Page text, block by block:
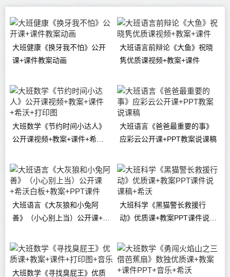
大班健康《换牙我不怕》公开
课+课件教案动画
大班语言前辩论《大鱼》祝晓
隽优质课视频+教案+课件
大班数学《节约时间小达人》
公开课视频+教案+课件+希沃
大班语言《爸爸最重要的事》
应彩云公开课+PPT教案说课稿
大班语言《大灰狼和小兔阿
善》（小心别上当）公开课+希
大班科学《黑猫警长救援行
动》优质课+教案PPT课件说课
大班数学《寻找臭屁王》优质